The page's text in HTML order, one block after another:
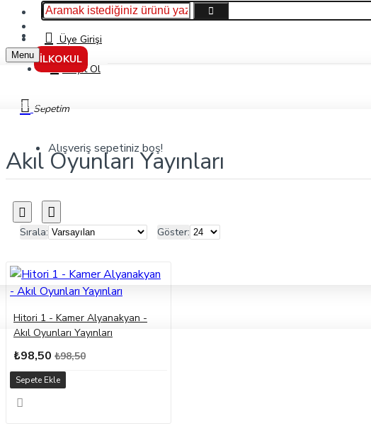
Hakkımızda
İletişimÜye Girişi
Kayıt Ol
Sepetim
Alışveriş sepetiniz boş!
İLKOKUL
Menu
Markalar
Akıl Oyunları Yayınları
Sırala: Göster:
Hitori 1 - Kamer Alyanakyan -
Akıl Oyunları Yayınları
₺98,50 ₺98,50
Sepete Ekle